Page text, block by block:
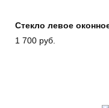
Стекло левое
1 700 руб.